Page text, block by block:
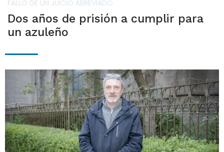
FALLO DE UN JUICIO ABREVIADO
Dos años de prisión a cumplir para
un azuleño